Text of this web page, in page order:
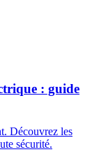
: guide
Découvrez les
sécurité.